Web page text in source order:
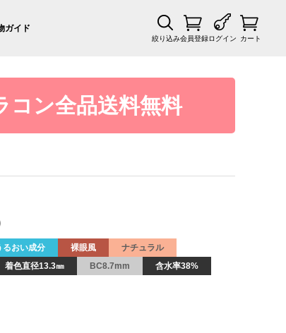
ガイド
絞り込み会員登録ログイン カート
コン全品送料無料
るおい成分 裸眼風
ナチュラル
着色直径13.3㎜ BC8.7mm
含水率38%